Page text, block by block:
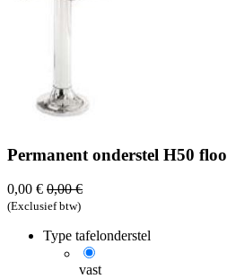
Permanent onderstel H50
0,00 € 0,00€
(Exclusief btw)
Type tafelonderstel
vast